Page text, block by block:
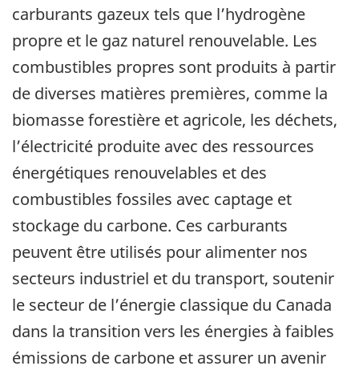
carburants gazeux tels que l’hydrogène
propre et le gaz naturel renouvelable. Les
combustibles propres sont produits à partir
de diverses matières premières, comme la
biomasse forestière et agricole, les déchets,
l’électricité produite avec des ressources
énergétiques renouvelables et des
combustibles fossiles avec captage et
stockage du carbone. Ces carburants
peuvent être utilisés pour alimenter nos
secteurs industriel et du transport, soutenir
le secteur de l’énergie classique du Canada
dans la transition vers les énergies à faibles
émissions de carbone et assurer un avenir